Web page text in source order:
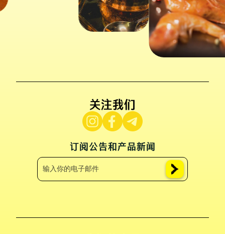
关注我们
订阅公告和产品新闻